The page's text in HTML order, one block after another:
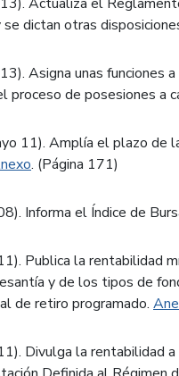
se dictan otras
Asigna unas funciones
proceso de posesiones a
11). Amplía el plazo de
. (Página 171)
Informa el Índice de
Publica la rentabilidad
y de los tipos de
de retiro programado.
Divulga la rentabilidad